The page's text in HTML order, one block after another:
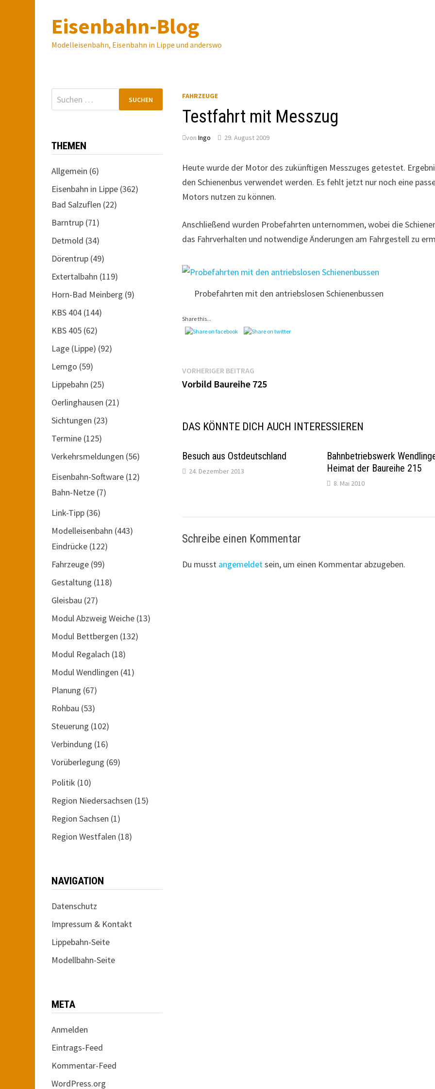
Inhalt
springenEisenbahn-Blog
Modelleisenbahn, Eisenbahn in Lippe und anderswo
FAHRZEUGE
Testfahrt mit Messzug
vonIngo 29. August 2009
Heute wurde der Motor des zukünftigen Messzuges getestet.
den Schienenbus verwendet werden. Es fehlt jetzt nur noch eine
Motors nutzen zu können.
Anschließend wurden Probefahrten unternommen, wobei die
das Fahrverhalten und notwendige Änderungen am Fahrgestell zu
Probefahrten mit den antriebslosen Schienenbussen
Share this...
Beitragsnavigation
VORHERIGER BEITRAG
Beitrag:
Vorbild Baureihe 725
DAS KÖNNTE DICH AUCH INTERESSIEREN
Besuch aus Ostdeutschland
24. Dezember 2013
Bahnbetriebswerk
Heimat der Baureihe 215
8. Mai 2010
Schreibe einen Kommentar
Du musst angemeldetsein, um einen Kommentar abzugeben.
Suchen
nach:
THEMEN
Allgemein (6)
Eisenbahn in Lippe (362)
Bad Salzuflen (22)
Barntrup (71)
Detmold (34)
Dörentrup (49)
Extertalbahn (119)
Horn-Bad Meinberg (9)
KBS 404 (144)
KBS 405 (62)
Lage (Lippe) (92)
Lemgo (59)
Lippebahn (25)
Oerlinghausen (21)
Sichtungen (23)
Termine (125)
Verkehrsmeldungen (56)
Eisenbahn-Software (12)
Bahn-Netze (7)
Link-Tipp (36)
Modelleisenbahn (443)
Eindrücke (122)
Fahrzeuge (99)
Gestaltung (118)
Gleisbau (27)
Modul Abzweig Weiche (13)
Modul Bettbergen (132)
Modul Regalach (18)
Modul Wendlingen (41)
Planung (67)
Rohbau (53)
Steuerung (102)
Verbindung (16)
Vorüberlegung (69)
Politik (10)
Region Niedersachsen (15)
Region Sachsen (1)
Region Westfalen (18)
NAVIGATION
Datenschutz
Impressum & Kontakt
Lippebahn-Seite
Modellbahn-Seite
META
Anmelden
Eintrags-Feed
Kommentar-Feed
WordPress.org